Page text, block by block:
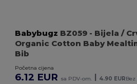
Babybugz BZ059 - Bijela /
Organic Cotton Baby
Bib
Početna cijena
6.12 EUR sa PDV-om. | 4.90 EURBez